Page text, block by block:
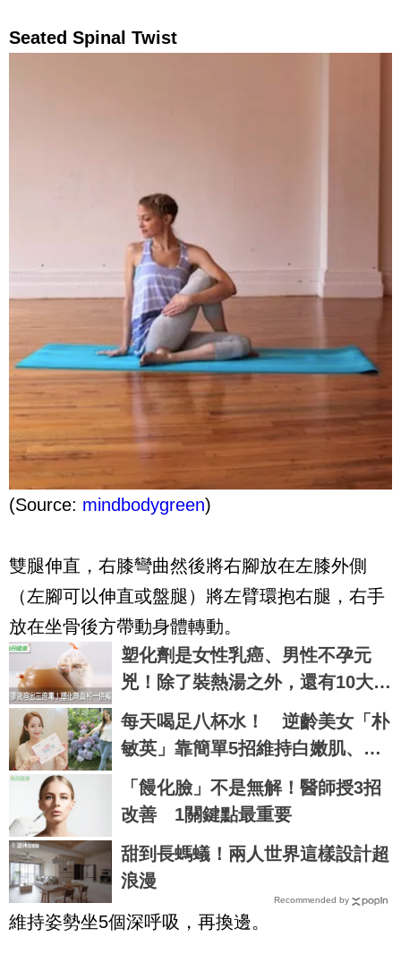
Seated Spinal Twist
(Source: mindbodygreen)
雙腿伸直，右膝彎曲然後將右腳放在左膝外側
（左腳可以伸直或盤腿） 將左臂環抱右腿，右手
放在坐骨後方帶動身體轉動。
塑化劑是女性乳癌、男性不孕元
兇！除了裝熱湯之外，還有10大地
雷提醒｜每日健康 Health
每天喝足八杯水！ 逆齡美女「朴
敏英」靠簡單5招維持白嫩肌、火
辣身材
「饅化臉」不是無解！醫師授3招
改善 1關鍵點最重要
甜到長螞蟻！兩人世界這樣設計超
浪漫
Recommended by
維持姿勢坐5個深呼吸，再換邊。